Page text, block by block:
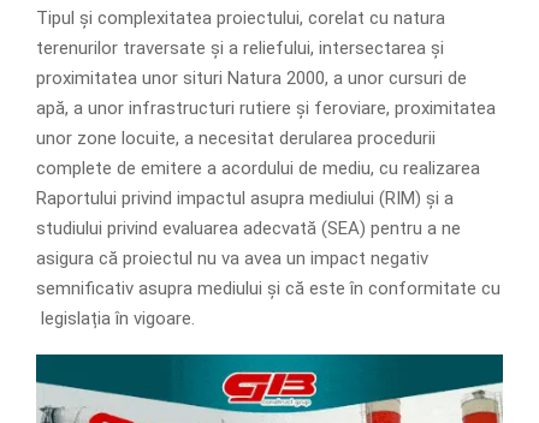
Tipul și complexitatea proiectului, corelat cu natura
terenurilor traversate și a reliefului, intersectarea și
proximitatea unor situri Natura 2000, a unor cursuri de
apă, a unor infrastructuri rutiere și feroviare, proximitatea
unor zone locuite, a necesitat derularea procedurii
complete de emitere a acordului de mediu, cu realizarea
Raportului privind impactul asupra mediului (RIM) și a
studiului privind evaluarea adecvată (SEA) pentru a ne
asigura că proiectul nu va avea un impact negativ
semnificativ asupra mediului și că este în conformitate cu
legislația în vigoare.